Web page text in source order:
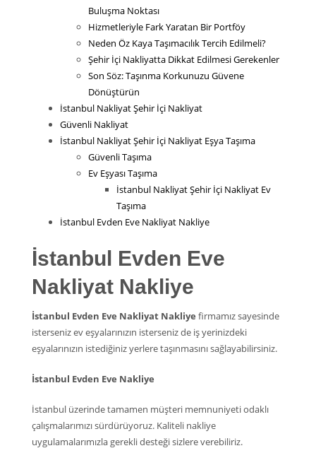
Buluşma Noktası
Hizmetleriyle Fark Yaratan Bir Portföy
Neden Öz Kaya Taşımacılık Tercih Edilmeli?
Şehir İçi Nakliyatta Dikkat Edilmesi Gerekenler
Son Söz: Taşınma Korkunuzu Güvene
Dönüştürün
İstanbul Nakliyat Şehir İçi Nakliyat
Güvenli Nakliyat
İstanbul Nakliyat Şehir İçi Nakliyat Eşya Taşıma
Güvenli Taşıma
Ev Eşyası Taşıma
İstanbul Nakliyat Şehir İçi Nakliyat Ev
Taşıma
İstanbul Evden Eve Nakliyat Nakliye
İstanbul Evden Eve
Nakliyat Nakliye
İstanbul Evden Eve Nakliyat Nakliye firmamız sayesinde
isterseniz ev eşyalarınızın isterseniz de iş yerinizdeki
eşyalarınızın istediğiniz yerlere taşınmasını sağlayabilirsiniz.
İstanbul Evden Eve Nakliye
İstanbul üzerinde tamamen müşteri memnuniyeti odaklı
çalışmalarımızı sürdürüyoruz. Kaliteli nakliye
uygulamalarımızla gerekli desteği sizlere verebiliriz.